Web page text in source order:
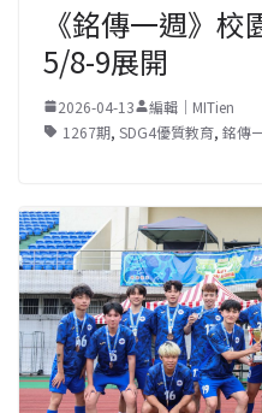
《銘傳一週》
5/8-9展開
2026-04-13
編輯｜MITien
1267期, SDG4優質教育, 銘傳